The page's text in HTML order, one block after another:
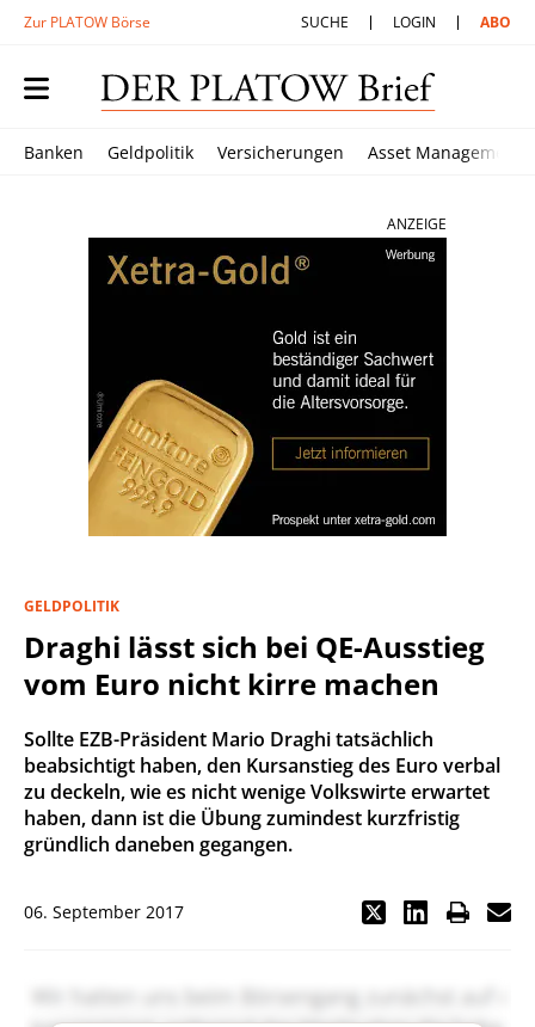
Zur PLATOW Börse SUCHE LOGIN ABO
Banken Geldpolitik Versicherungen Asset Management
ANZEIGE
GELDPOLITIK
Draghi lässt sich bei QE-Ausstieg
vom Euro nicht kirre machen
Sollte EZB-Präsident Mario Draghi tatsächlich
beabsichtigt haben, den Kursanstieg des Euro verbal
zu deckeln, wie es nicht wenige Volkswirte erwartet
haben, dann ist die Übung zumindest kurzfristig
gründlich daneben gegangen.
06. September 2017